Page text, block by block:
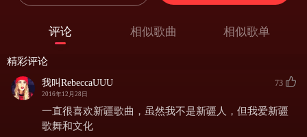
Men kutgan bahor sensan beg'ubor
Yuragim to'lib toshar baxtimdan
Yasholmayman bir zum ham
Xayolan taqdirimni o'ylab
Chizardim muhabbat qasrimni
评论 相似歌曲 相似歌单
精彩评论
我叫RebeccaUUU
2016年12月28日
73
一直很喜欢新疆歌曲，虽然我不是新疆人，但我爱新疆
歌舞和文化